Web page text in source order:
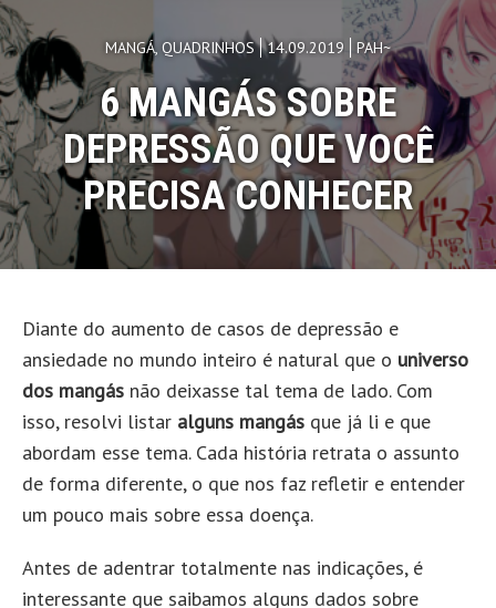
MANGÁ QUADRINHOS 14.09.2019 PAH~
6 MANGÁS SOBRE
DEPRESSÃO QUE VOCÊ
PRECISA CONHECER
Diante do aumento de casos de depressão e
ansiedade no mundo inteiro é natural que o universo
dos mangás não deixasse tal tema de lado. Com
isso, resolvi listar alguns mangás que já li e que
abordam esse tema. Cada história retrata o assunto
de forma diferente, o que nos faz refletir e entender
um pouco mais sobre essa doença.
Antes de adentrar totalmente nas indicações, é
interessante que saibamos alguns dados sobre